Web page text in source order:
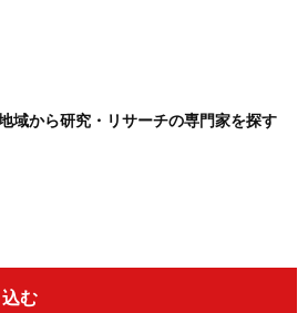
域から研究・リサーチの専門家を探す
む